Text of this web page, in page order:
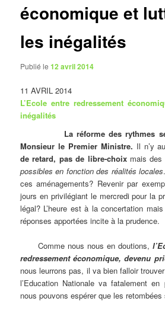
économique et
les inégalités
Publié le12 avril 2014
11 AVRIL 2014
L’Ecole entre redressement
inégalités
La réforme des rythmes
Monsieur le Premier Ministre. Il n’y
de retard, pas de libre-choixmais des
possibles en fonction des réalités locales
ces aménagements? Revenir par
jours en privilégiant le mercredi pour la
légal? L’heure est à la concertation
réponses apportées incite à la prudence.
Comme nous nous en doutions,
redressement économique, devenu
nous leurrons pas, il va bien falloir
l’Education Nationale va fatalement
nous pouvons espérer que les